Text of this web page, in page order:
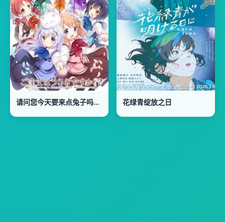
请问您今天要来点兔子吗，第二季 花绿青绽放之日